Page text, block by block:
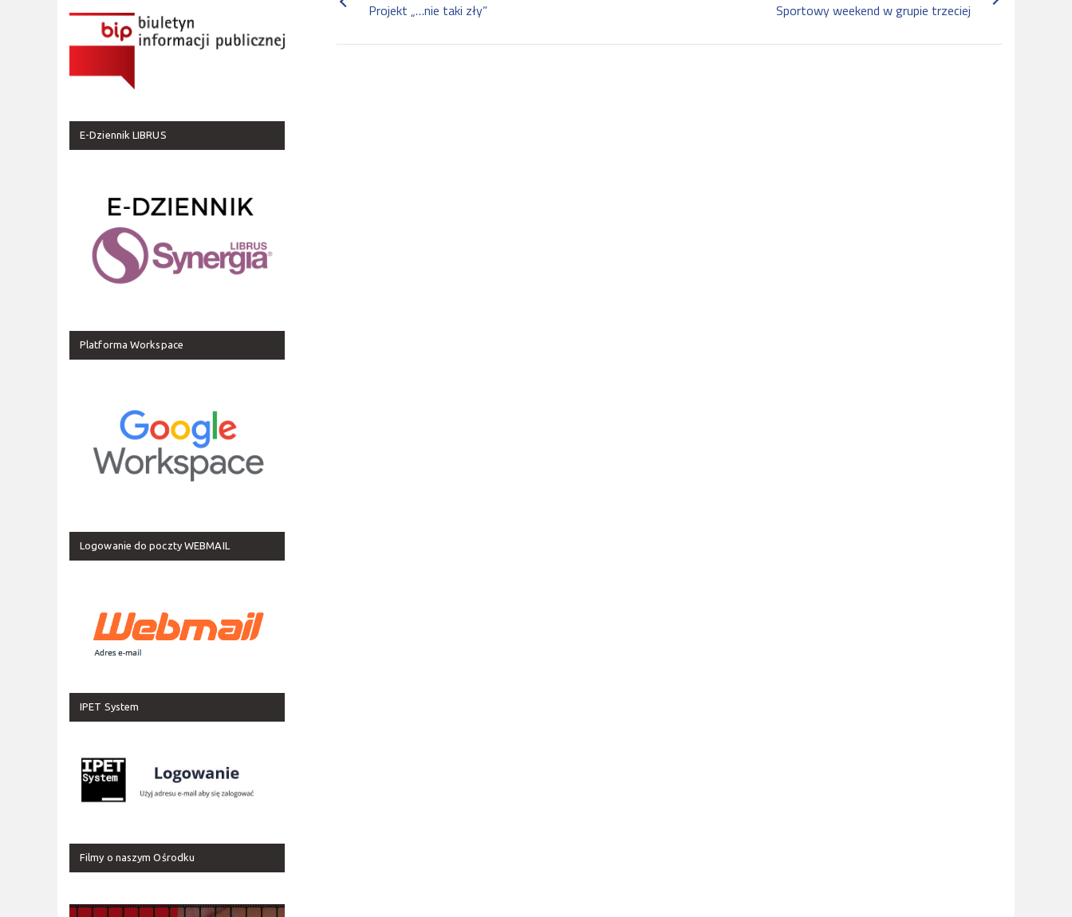
Projekt „…nie taki zły” Sportowy weekend w grupie trzeciej
E-Dziennik LIBRUS
Platforma Workspace
Logowanie do poczty WEBMAIL
IPET System
Filmy o naszym Ośrodku